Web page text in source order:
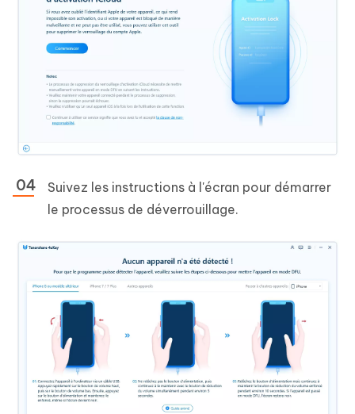
Suivez les instructions à l'écran pour démarrer
le processus de déverrouillage.